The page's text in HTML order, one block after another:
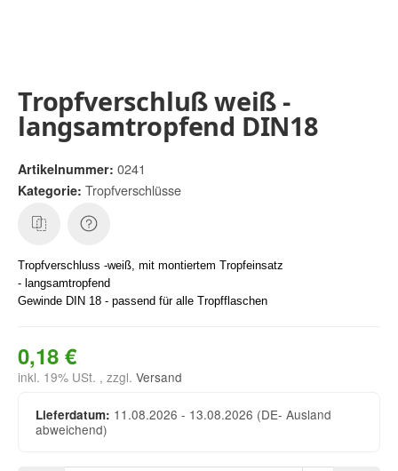
Tropfverschluß weiß -
langsamtropfend DIN18
Artikelnummer: 0241
Kategorie: Tropfverschlüsse
Tropfverschluss -weiß, mit montiertem Tropfeinsatz
- langsamtropfend
Gewinde DIN 18 - passend für alle Tropfflaschen
0,18 €
inkl. 19% USt. , zzgl. Versand
Lieferdatum: 11.08.2026 - 13.08.2026 (DE- Ausland
abweichend)